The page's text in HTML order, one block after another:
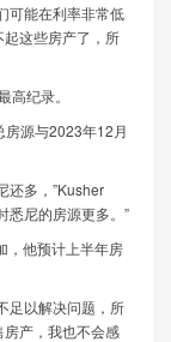
可能在利率非常低
这些房产了，所
纪录。
源与2023年12月
还多，”Kusher
悉尼的房源更多。”
，他预计上半年房
足以解决问题，所
产，我也不会感